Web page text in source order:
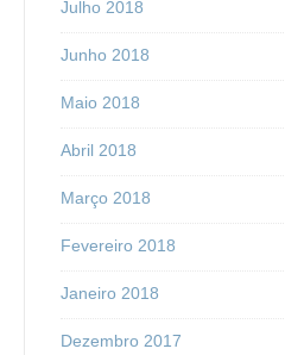
Julho 2018
Junho 2018
Maio 2018
Abril 2018
Março 2018
Fevereiro 2018
Janeiro 2018
Dezembro 2017